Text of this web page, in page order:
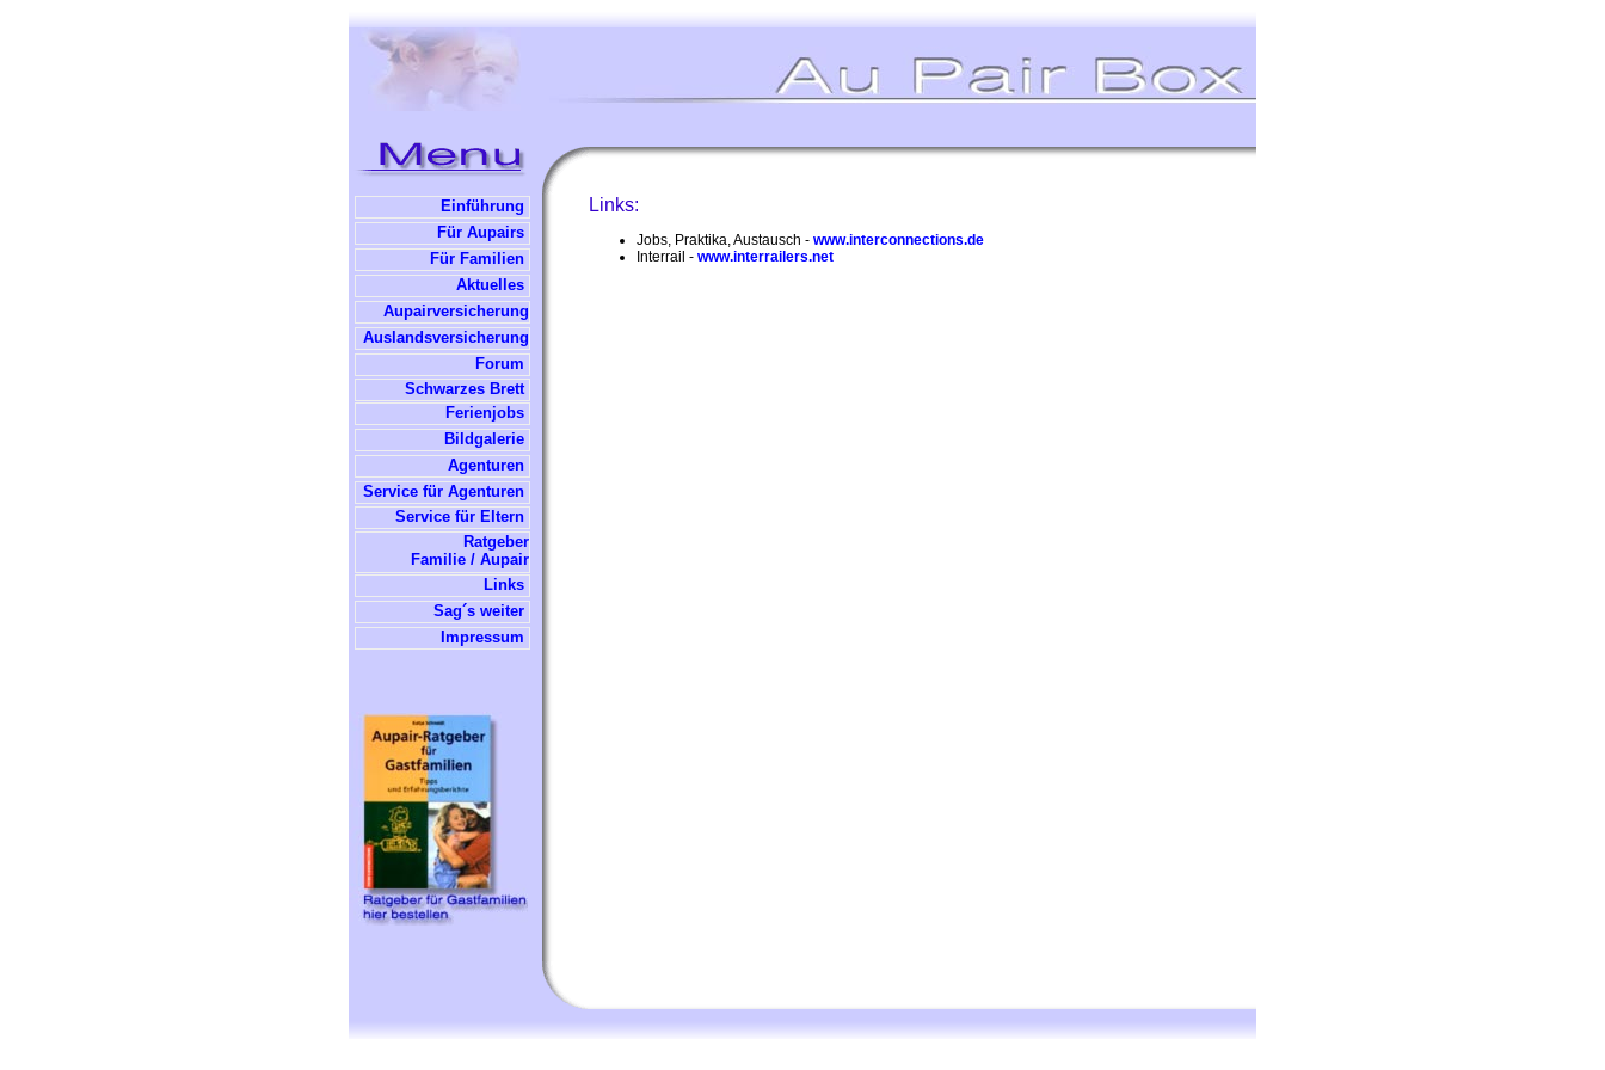
Einführung
Für Aupairs
Für Familien
Aktuelles
Aupairversicherung
Auslandsversicherung
Forum
Schwarzes Brett
Ferienjobs
Bildgalerie
Agenturen
Service für Agenturen
Service für Eltern
Ratgeber
Familie / Aupair
Links
Sag´s weiter
Impressum
Links:
Jobs, Praktika, Austausch - www.interconnections.de
Interrail - www.interrailers.net